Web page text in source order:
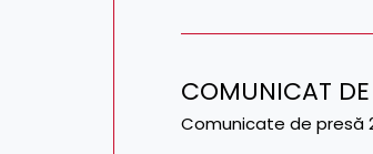
COMUNICAT DE
Comunicate de presă
COMUNICAT
DE